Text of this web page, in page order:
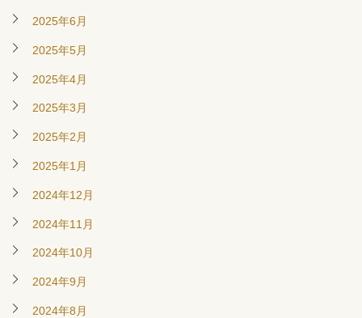
2025年6月
2025年5月
2025年4月
2025年3月
2025年2月
2025年1月
2024年12月
2024年11月
2024年10月
2024年9月
2024年8月